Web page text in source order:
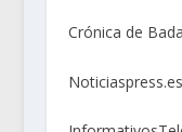
Crónica de
Noticiaspress.es